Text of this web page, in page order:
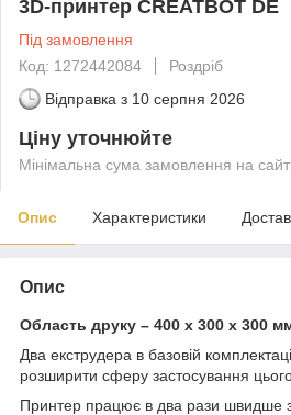
3D-принтер CREATBOT DE
Під замовлення
Код: 1272442084
Роздріб
Відправка з 10 серпня 2026
Ціну уточнюйте
Мінімальна сума замовлення на
Опис Характеристики
Опис
Область друку – 400 х 300 х 300
Два екструдера в базовій
розширити сферу застосування
Принтер працює в два рази швидше